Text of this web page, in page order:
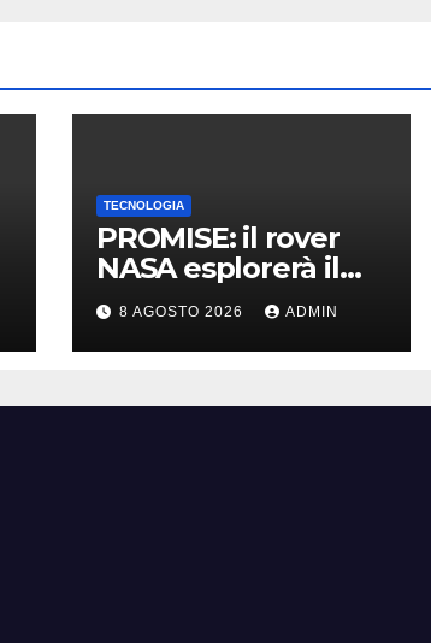
TECNOLOGIA
PROMISE: il rover
NASA esplorerà il
polo sud lunare |
Cosa sappiamo
8 AGOSTO 2026 ADMIN